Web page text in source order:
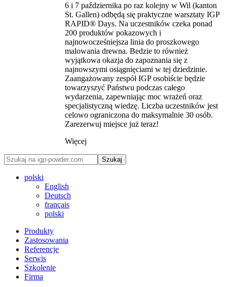
6 i 7 października po raz kolejny w Wil (kanton
St. Gallen) odbędą się praktyczne warsztaty IGP
RAPID® Days. Na uczestników czeka ponad
200 produktów pokazowych i
najnowocześniejsza linia do proszkowego
malowania drewna. Bedzie to również
wyjątkowa okazja do zapoznania się z
najnowszymi osiągnięciami w tej dziedzinie.
Zaangażowany zespół IGP osobiście będzie
towarzyszyć Państwu podczas całego
wydarzenia, zapewniając moc wrażeń oraz
specjalistyczną wiedzę. Liczba uczestników jest
celowo ograniczona do maksymalnie 30 osób.
Zarezerwuj miejsce już teraz!
Więcej
Szukaj
polski
English
Deutsch
français
polski
Produkty
Zastosowania
Referencje
Serwis
Szkolenie
Firma